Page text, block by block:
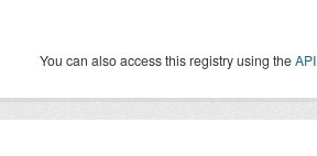
You can also access this registry using theAPI